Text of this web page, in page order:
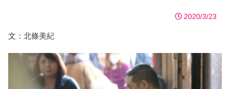
2020/3/23
文：北條美紀